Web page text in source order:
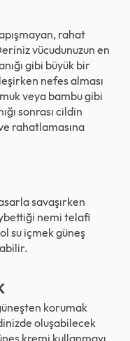
rahat
vücudunuzun en
gibi büyük bir
nefes alması
veya bambu gibi
sonrası cildin
rahatlamasına
savaşırken
nemi telafi
su içmek güneş
güneşten korumak
oluşabilecek
kremi kullanmayı